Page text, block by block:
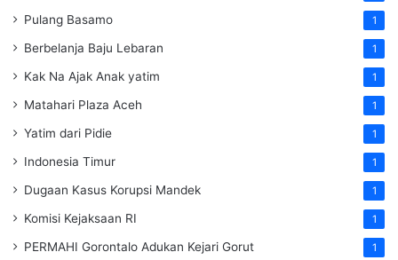
Pulang Basamo 1
Berbelanja Baju Lebaran 1
Kak Na Ajak Anak yatim 1
Matahari Plaza Aceh 1
Yatim dari Pidie 1
Indonesia Timur 1
Dugaan Kasus Korupsi Mandek 1
Komisi Kejaksaan RI 1
PERMAHI Gorontalo Adukan Kejari Gorut 1